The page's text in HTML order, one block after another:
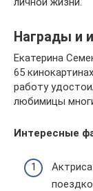
Награды и
Екатерина
65
работу
любимицы
Интересные